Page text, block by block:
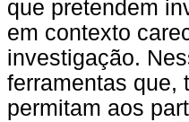
que pretendem
em contexto
investigação.
ferramentas que,
permitam aos